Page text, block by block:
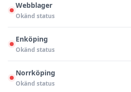
Webblager
Okänd status
Enköping
Okänd status
Norrköping
Okänd status